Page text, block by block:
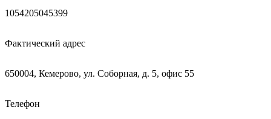
1054205045399
Фактический адрес
650004, Кемерово, ул. Соборная, д. 5, офис 55
Телефон